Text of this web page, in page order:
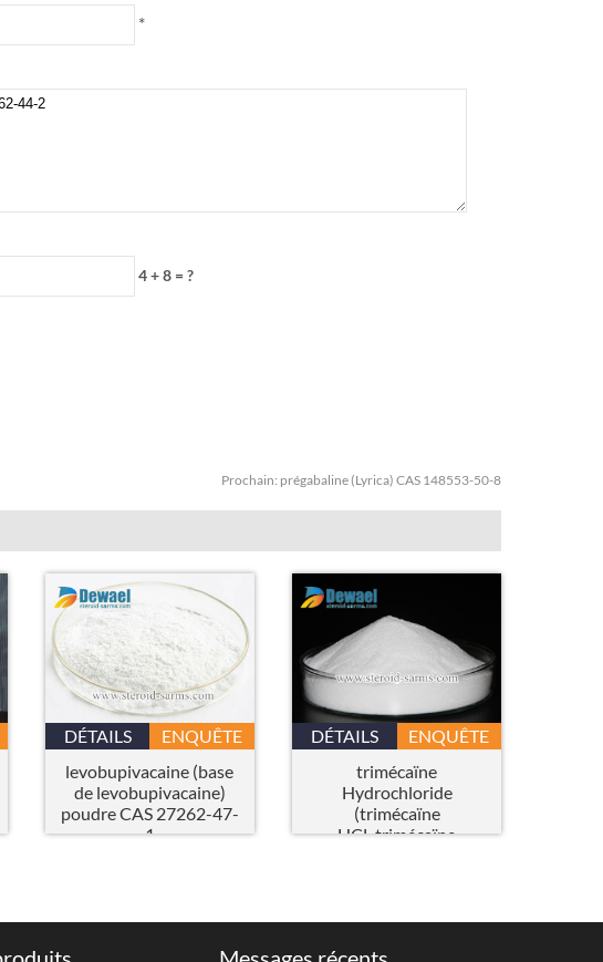
*
4 + 8 = ?
Prochain: prégabaline (Lyrica) CAS 148553-50-8
DÉTAILS
ENQUÊTE
levobupivacaine (base
de levobupivacaine)
poudre CAS 27262-47-
1
DÉTAILS
ENQUÊTE
trimécaïne
Hydrochloride
(trimécaïne
HCL,trimécaïne